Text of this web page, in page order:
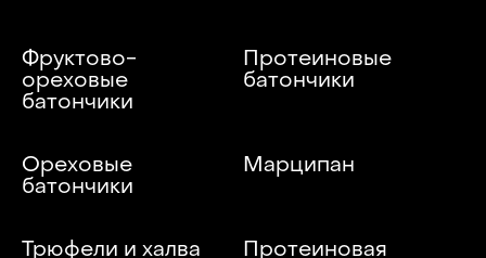
Фруктово-
ореховые
батончики
Протеиновые
батончики
Ореховые
батончики
Марципан
Трюфели и халва
Протеиновая